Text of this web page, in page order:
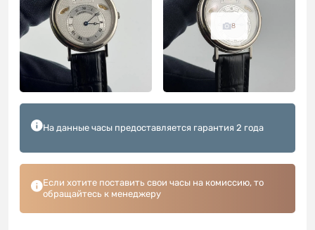
8
На данные часы предоставляется гарантия 2 года
Если хотите поставить свои часы на комиссию, то
обращайтесь к менеджеру